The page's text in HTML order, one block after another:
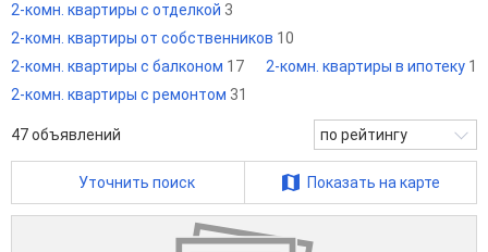
2-комн. квартиры с отделкой 3
2-комн. квартиры от собственников 10
2-комн. квартиры с балконом 17 2-комн. квартиры в ипотеку 1
2-комн. квартиры с ремонтом 31
47объявлений по рейтингу
Уточнить поиск Показать на карте